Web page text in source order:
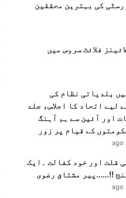
کی بہترین محققین
فلائٹ سروس میں
بلدیاتی نظام کی
لیے اتحاد کا اجلاس، جلد
اور آئین سے ہم آہنگ
کے قیام پر زور
قلت اور خود کفالت ۔ایک
!!……پیر مشتاق رضوی